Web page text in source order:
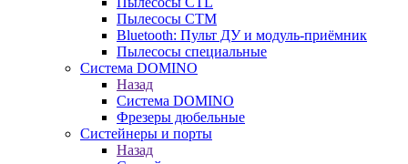
Пылесосы CTM
Bluetooth: Пульт ДУ и модуль-приёмник
Пылесосы специальные
Система DOMINO
Назад
Система DOMINO
Фрезеры дюбельные
Систейнеры и порты
Назад